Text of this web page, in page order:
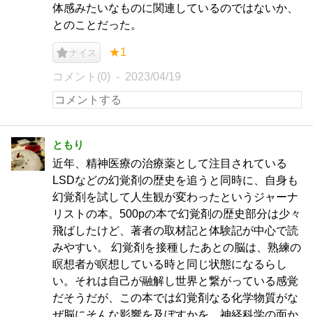
体感みたいなものに関連しているのではないか、
とのことだった。
ナイス ★1
コメント(0) 2023/04/19
ともり
近年、精神医療の治療薬として注目されている
LSDなどの幻覚剤の歴史を追うと同時に、自身も
幻覚剤を試して人生観が変わったというジャーナ
リストの本。500pの本で幻覚剤の歴史部分は少々
飛ばしたけど、著者の取材記と体験記が中心で読
みやすい。 幻覚剤を接種したあとの脳は、熟練の
瞑想者が瞑想している時と同じ状態になるらし
い。それは自己が融解し世界と繋がっている感覚
だそうだが、この本では幻覚剤なる化学物質がな
ぜ脳にそんな影響を及ぼすかを、神経科学の面か